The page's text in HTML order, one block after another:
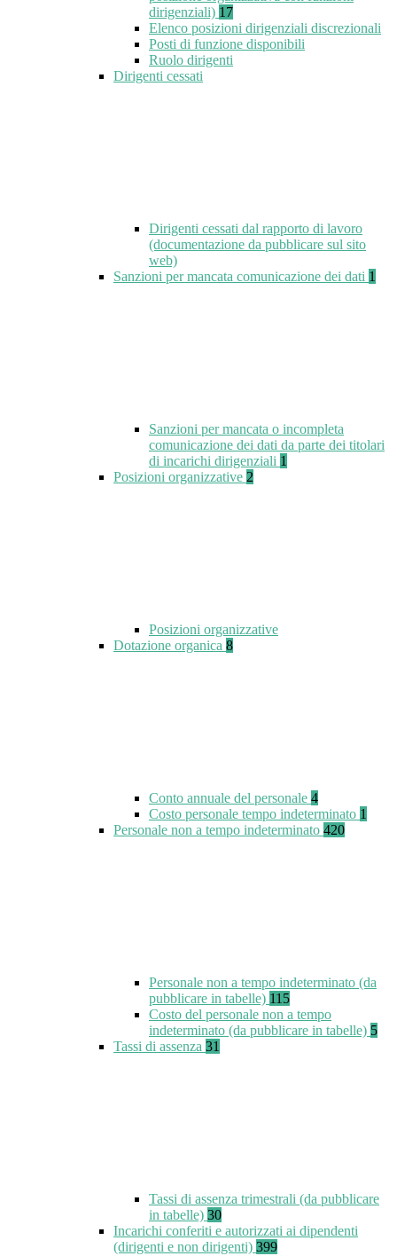
dirigenziali) 17
Elenco posizioni dirigenziali discrezionali
Posti di funzione disponibili
Ruolo dirigenti
Dirigenti cessati
Dirigenti cessati dal rapporto di lavoro
(documentazione da pubblicare sul sito
web)
Sanzioni per mancata comunicazione dei dati 1
Sanzioni per mancata o incompleta
comunicazione dei dati da parte dei titolari
di incarichi dirigenziali 1
Posizioni organizzative 2
Posizioni organizzative
Dotazione organica 8
Conto annuale del personale 4
Costo personale tempo indeterminato 1
Personale non a tempo indeterminato 420
Personale non a tempo indeterminato (da
pubblicare in tabelle) 115
Costo del personale non a tempo
indeterminato (da pubblicare in tabelle) 5
Tassi di assenza 31
Tassi di assenza trimestrali (da pubblicare
in tabelle) 30
Incarichi conferiti e autorizzati ai dipendenti
(dirigenti e non dirigenti) 399